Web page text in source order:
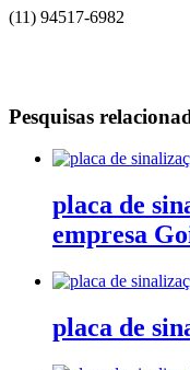
(11) 94517-6982
Pesquisas
placa de
empresa
placa de